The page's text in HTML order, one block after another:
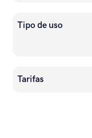
Tipo de uso
Tarifas